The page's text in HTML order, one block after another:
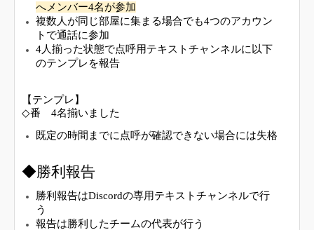
へメンバー4名が参加
複数人が同じ部屋に集まる場合でも4つのアカウン
トで通話に参加
4人揃った状態で点呼用テキストチャンネルに以下
のテンプレを報告
【テンプレ】
◇番 4名揃いました
既定の時間までに点呼が確認できない場合には失格
◆勝利報告
勝利報告はDiscordの専用テキストチャンネルで行
う
報告は勝利したチームの代表が行う